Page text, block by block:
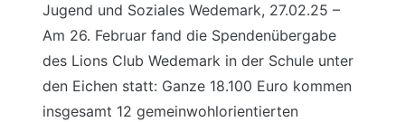
Jugend und Soziales Wedemark, 27.02.25 –
Am 26. Februar fand die Spendenübergabe
des Lions Club Wedemark in der Schule unter
den Eichen statt: Ganze 18.100 Euro kommen
insgesamt 12 gemeinwohlorientierten